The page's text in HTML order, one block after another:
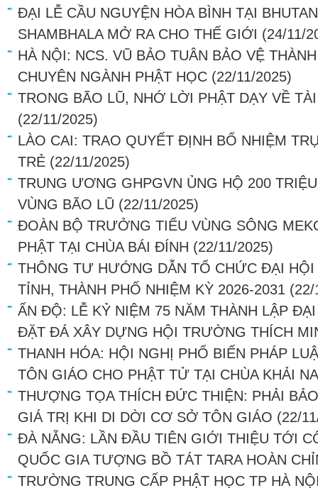
ĐẠI LỄ CẦU NGUYỆN HÒA BÌNH TẠI
SHAMBHALA MỞ RA CHO THẾ GIỚI (24/11/
HÀ NỘI: NCS. VŨ BẢO TUÂN BẢO VỆ
CHUYÊN NGÀNH PHẬT HỌC (22/11/2025)
TRONG BÃO LŨ, NHỚ LỜI PHẬT DẠY VỀ
(22/11/2025)
LÀO CAI: TRAO QUYẾT ĐỊNH BỔ NHIỆM
TRẺ (22/11/2025)
TRUNG ƯƠNG GHPGVN ỦNG HỘ 200
VÙNG BÃO LŨ (22/11/2025)
ĐOÀN BỘ TRƯỞNG TIỂU VÙNG SÔNG
PHẬT TẠI CHÙA BÁI ĐÍNH (22/11/2025)
THÔNG TƯ HƯỚNG DẪN TỔ CHỨC ĐẠI
TỈNH, THÀNH PHỐ NHIỆM KỲ 2026-2031 (22/
ẤN ĐỘ: LỄ KỶ NIỆM 75 NĂM THÀNH LẬP
ĐẶT ĐÁ XÂY DỰNG HỘI TRƯỜNG THÍCH
THANH HÓA: HỘI NGHỊ PHỔ BIẾN PHÁP
TÔN GIÁO CHO PHẬT TỬ TẠI CHÙA KHẢI
THƯỢNG TỌA THÍCH ĐỨC THIỆN: PHẢI
GIÁ TRỊ KHI DI DỜI CƠ SỞ TÔN GIÁO (22/
ĐÀ NẴNG: LẦN ĐẦU TIÊN GIỚI THIỆU TỚI
QUỐC GIA TƯỢNG BỒ TÁT TARA HOÀN
TRƯỜNG TRUNG CẤP PHẬT HỌC TP HÀ